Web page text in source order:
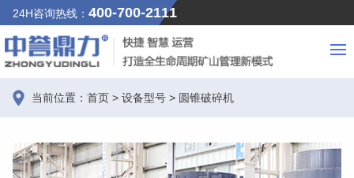
24H咨询热线： 400-700-2111
当前位置： 首页 > 设备型号 > 圆锥破碎机